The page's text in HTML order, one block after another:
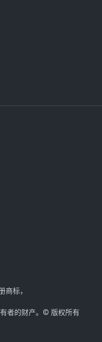
标，
者的财产。© 版权所有